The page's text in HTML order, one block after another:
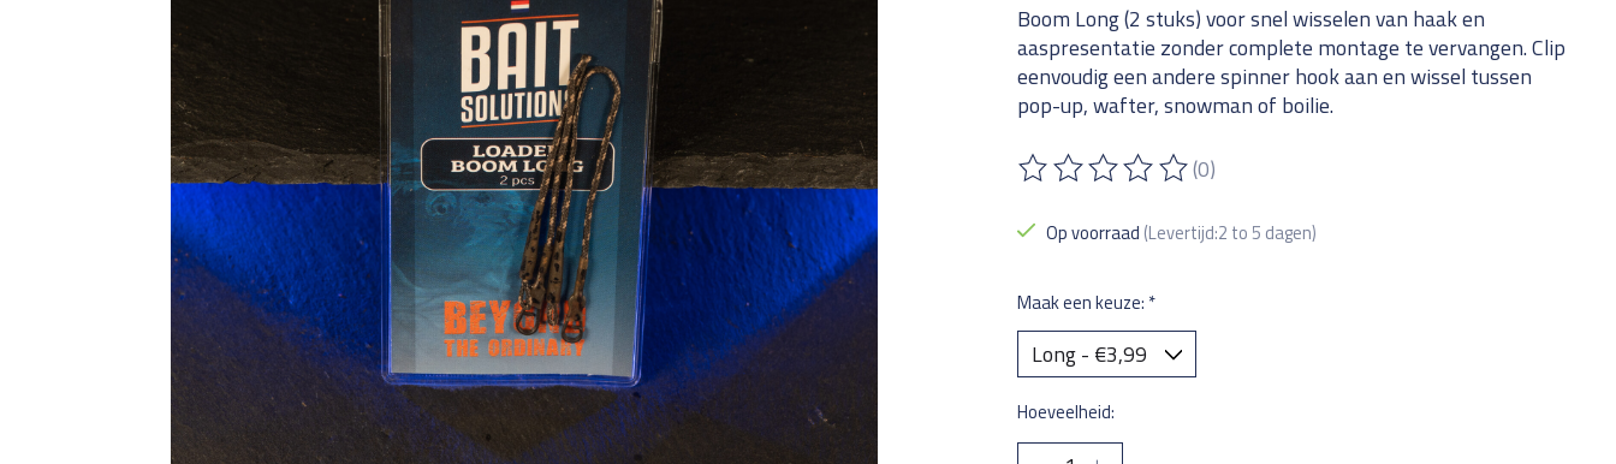
Boom Long (2 stuks) voor snel wisselen van haak en
aaspresentatie zonder complete montage te vervangen. Clip
eenvoudig een andere spinner hook aan en wissel tussen
pop-up, wafter, snowman of boilie.
De beoordeling van dit product is
(0)
Op voorraad (Levertijd:2 to 5 dagen)
Maak een keuze: *
Hoeveelheid: